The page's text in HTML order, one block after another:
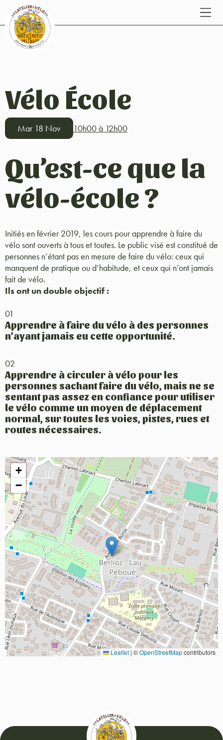
Vélo École
Mar 18 Nov 10h00 à 12h00
Qu’est-ce que la
vélo-école ?
Initiés en février 2019, les cours pour apprendre à faire du
vélo sont ouverts à tous et toutes. Le public visé est constitué de
personnes n’étant pas en mesure de faire du vélo: ceux qui
manquent de pratique ou d’habitude, et ceux qui n’ont jamais
fait de vélo.
Ils ont un double objectif :
01
Apprendre à faire du vélo à des personnes
n’ayant jamais eu cette opportunité.
02
Apprendre à circuler à vélo pour les
personnes sachant faire du vélo, mais ne se
sentant pas assez en confiance pour utiliser
le vélo comme un moyen de déplacement
normal, sur toutes les voies, pistes, rues et
routes nécessaires.
+
−
Leaflet | ©OpenStreetMapcontributors